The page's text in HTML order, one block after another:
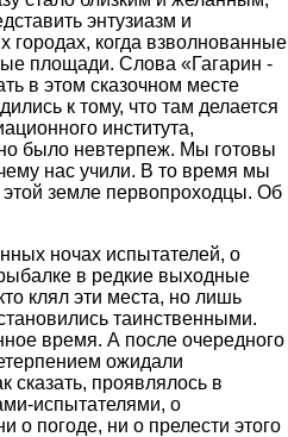
энтузиазм и
городах, когда взволнованные
площади. Слова «Гагарин -
в этом сказочном месте
к тому, что там делается
института,
было невтерпеж. Мы готовы
нас учили. В то время мы
земле первопроходцы. Об
ночах испытателей, о
в редкие выходные
клял эти места, но лишь
таинственными.
время. А после очередного
ожидали
сказать, проявлялось в
испытателями, о
о погоде, ни о прелести этого